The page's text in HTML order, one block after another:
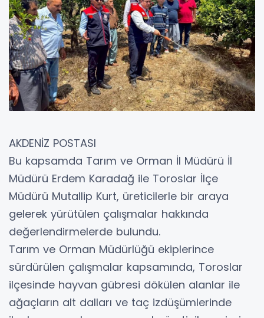
AKDENİZ POSTASI
Bu kapsamda Tarım ve Orman İl Müdürü İl
Müdürü Erdem Karadağ ile Toroslar İlçe
Müdürü Mutallip Kurt, üreticilerle bir araya
gelerek yürütülen çalışmalar hakkında
değerlendirmelerde bulundu.
Tarım ve Orman Müdürlüğü ekiplerince
sürdürülen çalışmalar kapsamında, Toroslar
ilçesinde hayvan gübresi dökülen alanlar ile
ağaçların alt dalları ve taç izdüşümlerinde